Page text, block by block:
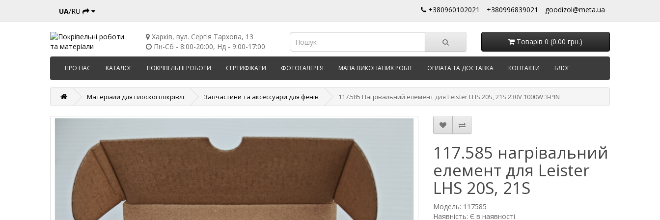
UA/RU +380960102021 +380996839021 goodizol@meta.ua
Харків, вул. Сергія Тархова, 13
Пн-Сб - 8:00-20:00, Нд - 9:00-17:00
Товарів 0 (0.00 грн.)
ПРО НАС КАТАЛОГ ПОКРІВЕЛЬНІ РОБОТИ СЕРТИФІКАТИ ФОТОГАЛЕРЕЯ МАПА ВИКОНАНИХ РОБІТ ОПЛАТА ТА ДОСТАВКА КОНТАКТИ БЛОГ
Матеріали для плоскої покрівлі Запчастини та аксессуари для фенів 117.585 Нагрівальний елемент для Leister LHS 20S, 21S 230V 1000W 3-PIN
117.585 нагрівальний
елемент для Leister
LHS 20S, 21S
Модель: 117585
Наявність: Є в наявності